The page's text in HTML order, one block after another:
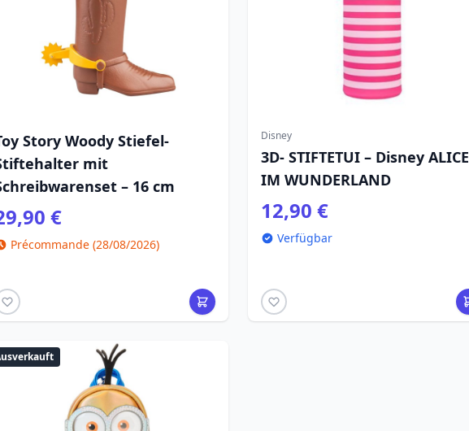
Story Woody Stiefel-
mit
– 16 cm
€
Précommande (28/08/2026)
Disney
3D- STIFTETUI – Disney ALICE
IM WUNDERLAND
12,90 €
Verfügbar